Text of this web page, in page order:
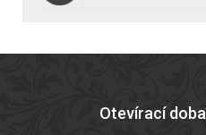
Otevírací doba